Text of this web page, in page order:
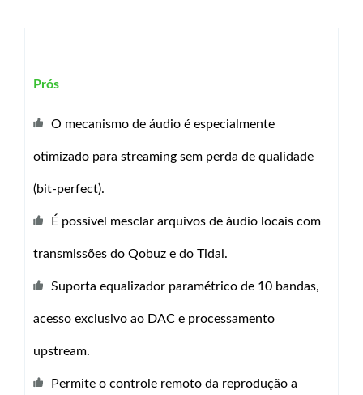
Prós
O mecanismo de áudio é especialmente
otimizado para streaming sem perda de qualidade
(bit-perfect).
É possível mesclar arquivos de áudio locais com
transmissões do Qobuz e do Tidal.
Suporta equalizador paramétrico de 10 bandas,
acesso exclusivo ao DAC e processamento
upstream.
Permite o controle remoto da reprodução a